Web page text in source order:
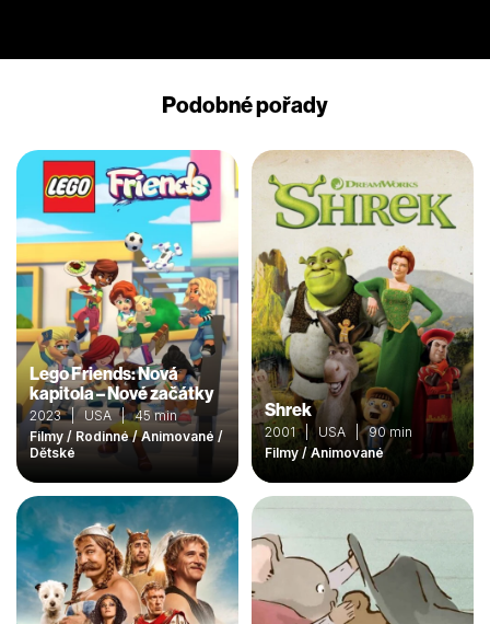
Podobné pořady
Lego Friends: Nová
kapitola – Nové začátky
2023 | USA | 45 min
Filmy / Rodinné / Animované /
Dětské
Shrek
2001 | USA | 90 min
Filmy / Animované